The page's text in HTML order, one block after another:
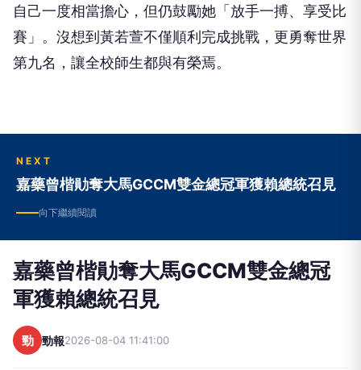
自己一度相當擔心，但仍鼓勵她「放手一搏、享受比
賽」。沒想到黃若萱不僅順利完成挑戰，更勇奪世界
第九名，讓全校師生都與有榮焉。
NEXT
嘉藥曾楷勛奪大馬GCCM雙金總冠軍獲賴總統召見
向下繼續閱讀
嘉藥曾楷勛奪大馬GCCM雙金總冠
軍獲賴總統召見
勁 勁報2026-08-04 11:41:00